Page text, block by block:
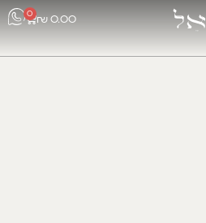
₪0.00
0